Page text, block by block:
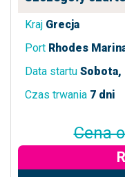
Kraj Grecja
Port Rhodes
Data startu Sobota,
Czas trwania 7 dni
Cena